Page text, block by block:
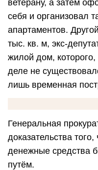
ветерану, а затем
себя и организовал
апартаментов.
тыс. кв. м, экс-
жилой дом,
деле не
лишь временная
Генеральная
доказательства того,
денежные средства
путём.